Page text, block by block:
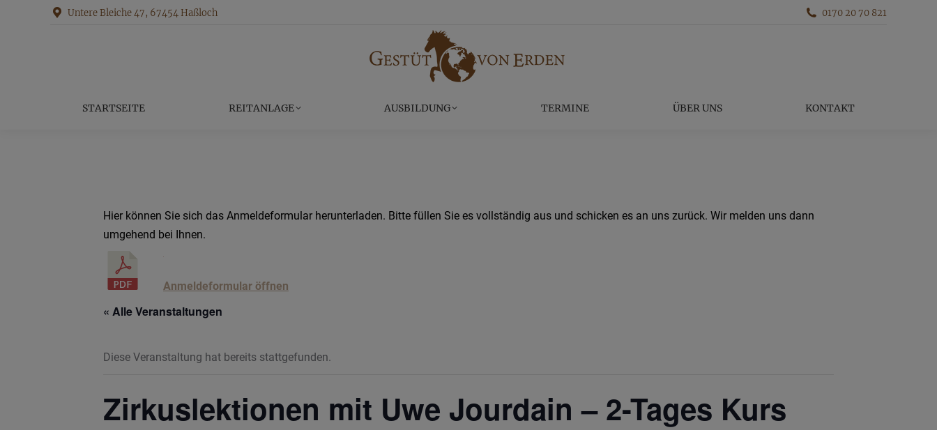
Untere Bleiche 47, 67454 Haßloch 0170 20 70 821
STARTSEITE REITANLAGE AUSBILDUNG TERMINE ÜBER UNS KONTAKT
Hier können Sie sich das Anmeldeformular herunterladen. Bitte füllen Sie es vollständig aus und schicken es an uns zurück. Wir melden uns dann
umgehend bei Ihnen.
Anmeldeformular öffnen
« Alle Veranstaltungen
Diese Veranstaltung hat bereits stattgefunden.
Zirkuslektionen mit Uwe Jourdain – 2-Tages Kurs
REITANLAGE